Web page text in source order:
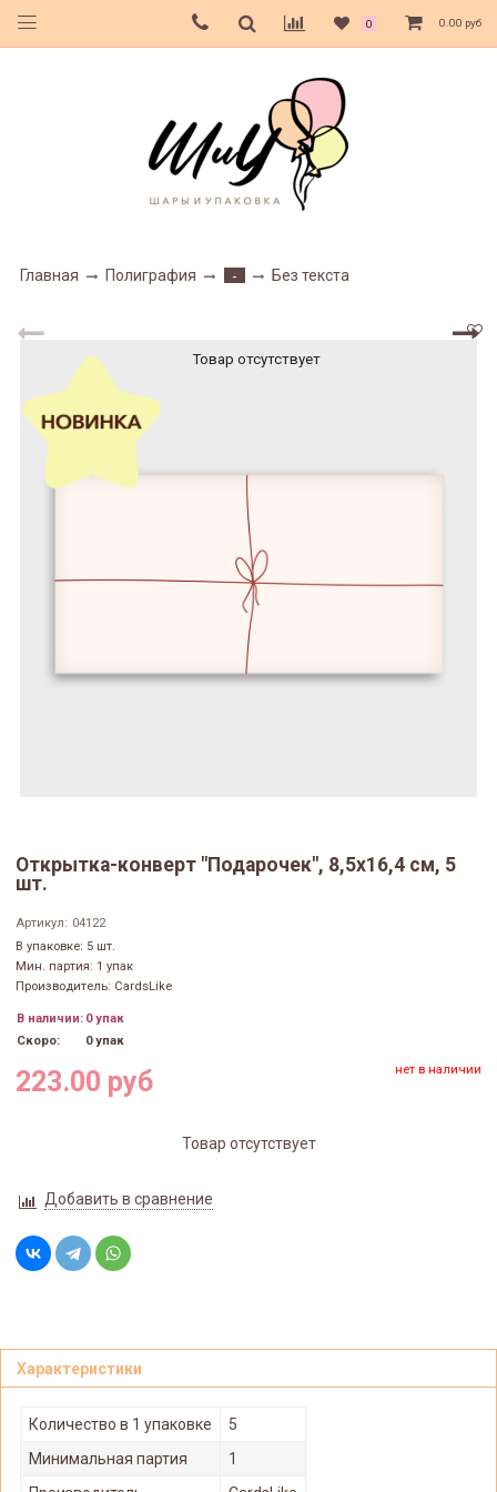
0 0.00 руб
Главная Полиграфия - Без текста
Товар отсутствует
Открытка-конверт "Подарочек", 8,5х16,4 см, 5
шт.
Артикул: 04122
В упаковке: 5 шт.
Мин. партия: 1 упак
Производитель: CardsLike
В наличии: 0 упак
Скоро:
0 упак
223.00 руб нет в наличии
Товар отсутствует
Добавить в сравнение
Характеристики
Количество в 1 упаковке
5
Минимальная партия
1